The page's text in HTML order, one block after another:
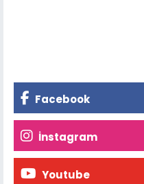
Facebook
İnstagram
Youtube